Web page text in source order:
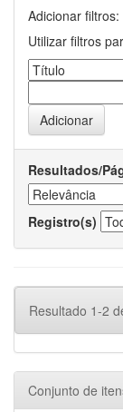
Adicionar filtros:
Utilizar filtros
Resultados/
Registro(s)
Resultado 1-2
Conjunto de